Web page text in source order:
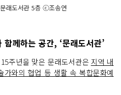
래도서관 5층 ⓒ조송연
께하는 공간, ‘문래도서관’
주년을 맞은 문래도서관은 지역 내
가와의 협업 등 생활 속 복합문화예